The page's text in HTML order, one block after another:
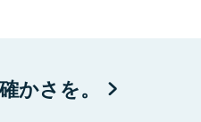
かさを。